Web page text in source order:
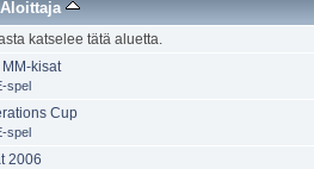
Aloittaja
katselee tätä aluetta.
kisat
spel
Cup
spel
2006